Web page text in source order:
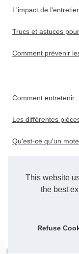
This website
the best
Refuse
L'impact de
Trucs et astuces
Comment prévenir
Comment entretenir...
Les différentes
Qu'est-ce qu'un
Le rôle crucial de
Comment choisir le
© 2026